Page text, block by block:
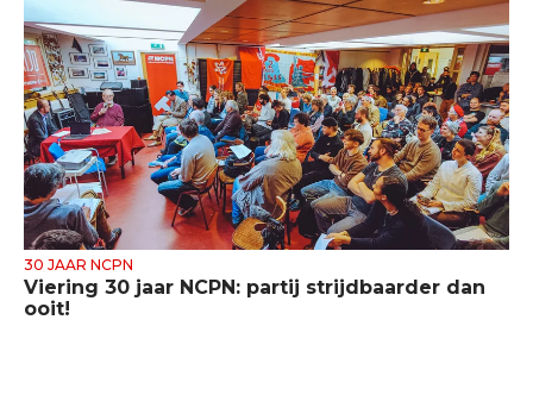
30 JAAR NCPN
Viering 30 jaar NCPN: partij strijdbaarder dan
ooit!